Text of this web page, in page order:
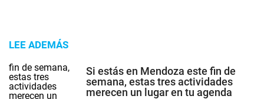
LEE ADEMÁS
Si estás en Mendoza este fin de
semana, estas tres actividades
merecen un lugar en tu agenda